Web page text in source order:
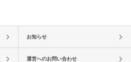
お知らせ
運営へのお問い合わせ